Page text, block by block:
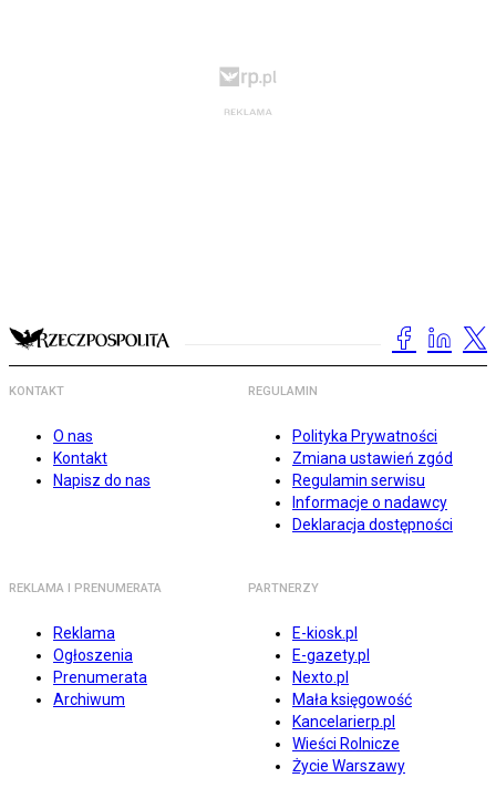
KONTAKT
O nas
Kontakt
Napisz do nas
REGULAMIN
Polityka Prywatności
Zmiana ustawień zgód
Regulamin serwisu
Informacje o nadawcy
Deklaracja dostępności
REKLAMA I PRENUMERATA
Reklama
Ogłoszenia
Prenumerata
Archiwum
PARTNERZY
E-kiosk.pl
E-gazety.pl
Nexto.pl
Mała księgowość
Kancelarierp.pl
Wieści Rolnicze
Życie Warszawy